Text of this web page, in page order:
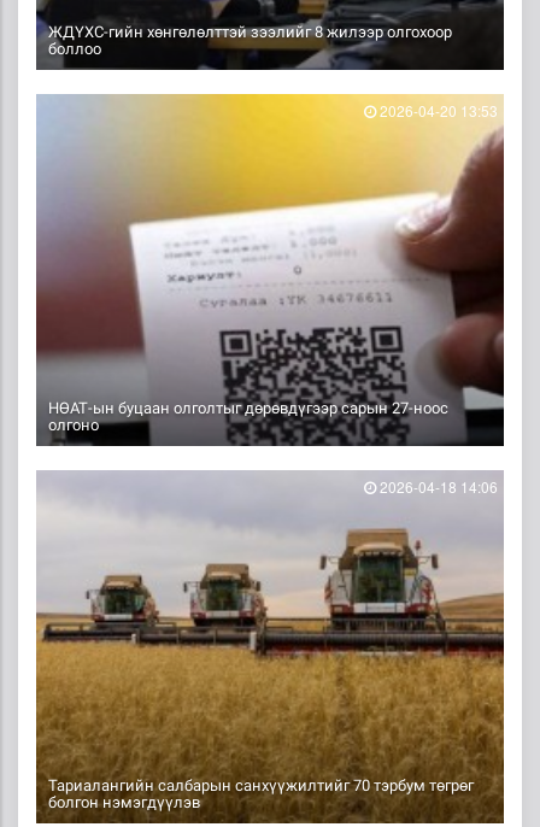
ЖДҮХС-гийн хөнгөлөлттэй зээлийг 8 жилээр олгохоор
боллоо
НӨАТ-ын буцаан олголтыг дөрөвдүгээр сарын 27-ноос
олгоно
2026-04-20 13:53
Тариалангийн салбарын санхүүжилтийг 70 тэрбум төгрөг
болгон нэмэгдүүлэв
2026-04-18 14:06